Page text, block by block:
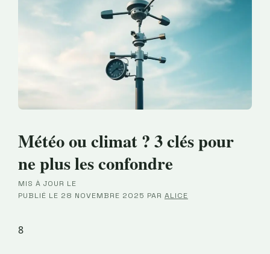
Météo ou climat ? 3 clés pour
ne plus les confondre
MIS À JOUR LE
·PUBLIÉ LE 28 NOVEMBRE 2025 PAR ALICE
8